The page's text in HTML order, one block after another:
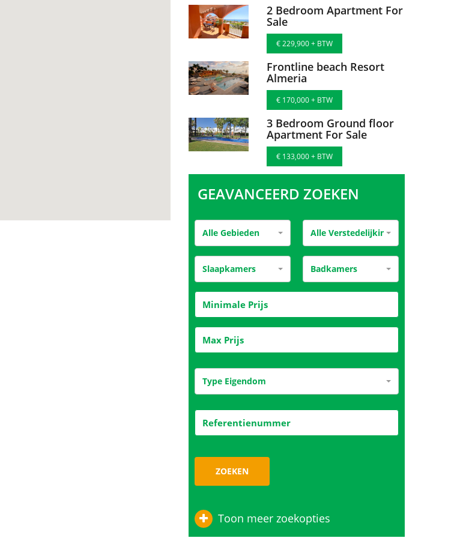
2 Bedroom Apartment For
Sale
€ 229,900 + BTW
Frontline beach Resort
Almeria
€ 170,000 + BTW
3 Bedroom Ground floor
Apartment For Sale
€ 133,000 + BTW
GEAVANCEERD ZOEKEN
Alle Gebieden Alle Verstedelijking
Slaapkamers Badkamers
Type Eigendom
ZOEKEN
Toon meer zoekopties